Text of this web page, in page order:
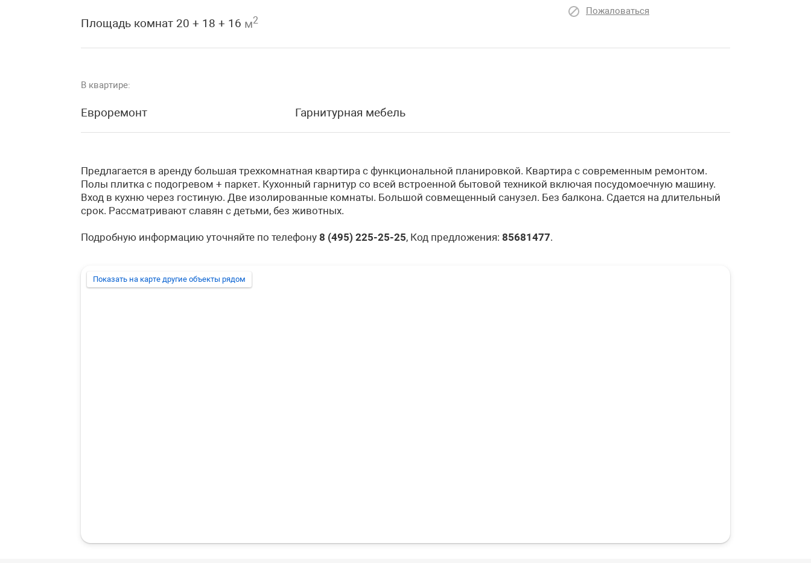
Площадь комнат 20 + 18 + 16 м2
Пожаловаться
В квартире:
Евроремонт Гарнитурная мебель
Предлагается в аренду большая трехкомнатная квартира с функциональной планировкой. Квартира с современным ремонтом.
Полы плитка с подогревом + паркет. Кухонный гарнитур со всей встроенной бытовой техникой включая посудомоечную машину.
Вход в кухню через гостиную. Две изолированные комнаты. Большой совмещенный санузел. Без балкона. Сдается на длительный
срок. Рассматривают славян с детьми, без животных.
Подробную информацию уточняйте по телефону 8 (495) 225-25-25, Код предложения: 85681477.
Показать на карте другие объекты рядом